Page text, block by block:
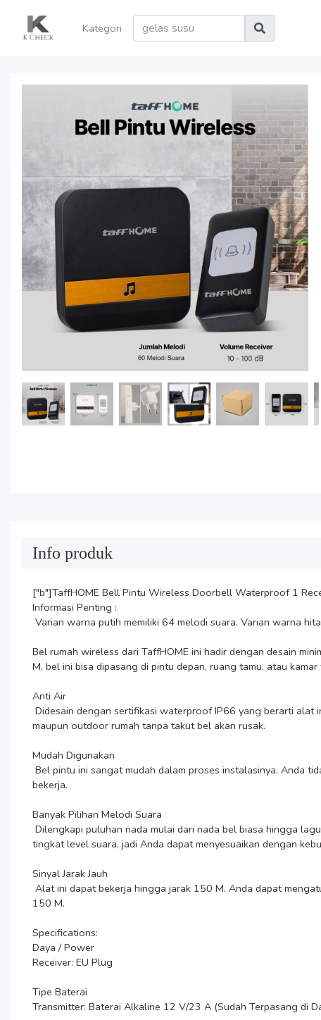
Kategori
Info produk
["b"]TaffHOME Bell Pintu Wireless Doorbell Waterproof 1
Informasi Penting :
Bel rumah wireless dari TaffHOME ini hadir dengan desain
M, bel ini bisa dipasang di pintu depan, ruang tamu, atau
Anti Air
maupun outdoor rumah tanpa takut bel akan rusak.
Mudah Digunakan
bekerja.
Banyak Pilihan Melodi Suara
tingkat level suara, jadi Anda dapat menyesuaikan dengan
Sinyal Jarak Jauh
150 M.
Specifications:
Daya / Power
Receiver: EU Plug
Tipe Baterai
Transmitter: Baterai Alkaline 12 V/23 A (Sudah Terpasang di